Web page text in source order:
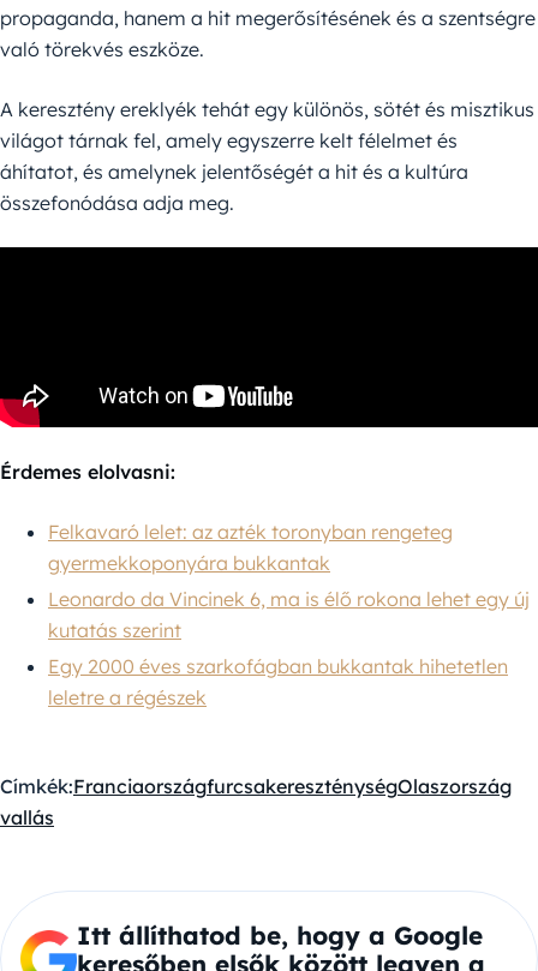
propaganda, hanem a hit megerősítésének és a szentségre
való törekvés eszköze.
A keresztény ereklyék tehát egy különös, sötét és misztikus
világot tárnak fel, amely egyszerre kelt félelmet és
áhítatot, és amelynek jelentőségét a hit és a kultúra
összefonódása adja meg.
Érdemes elolvasni:
Felkavaró lelet: az azték toronyban rengeteg
gyermekkoponyára bukkantak
Leonardo da Vincinek 6, ma is élő rokona lehet egy új
kutatás szerint
Egy 2000 éves szarkofágban bukkantak hihetetlen
leletre a régészek
Címkék:FranciaországfurcsakereszténységOlaszország
vallás
Itt állíthatod be, hogy a Google
keresőben elsők között legyen a